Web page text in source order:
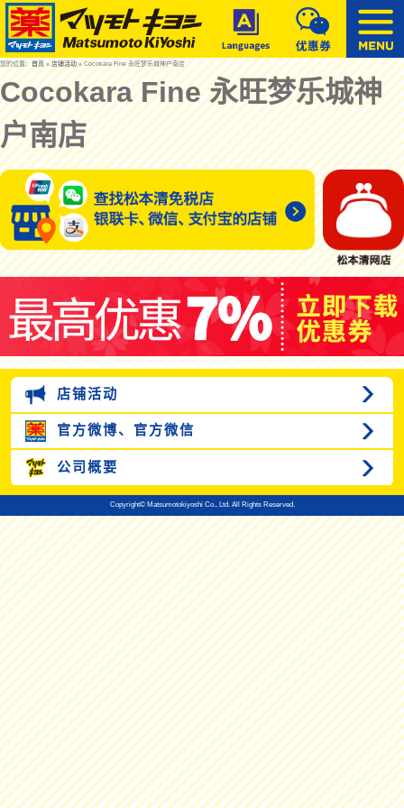
您的位置：首页»店铺活动» Cocokara Fine 永旺梦乐城神户南店
Cocokara Fine 永旺梦乐城神
户南店
店铺活动
官方微博、 官方微信
公司概要
Copyright© Matsumotokiyoshi Co., Ltd. All Rights Reserved.